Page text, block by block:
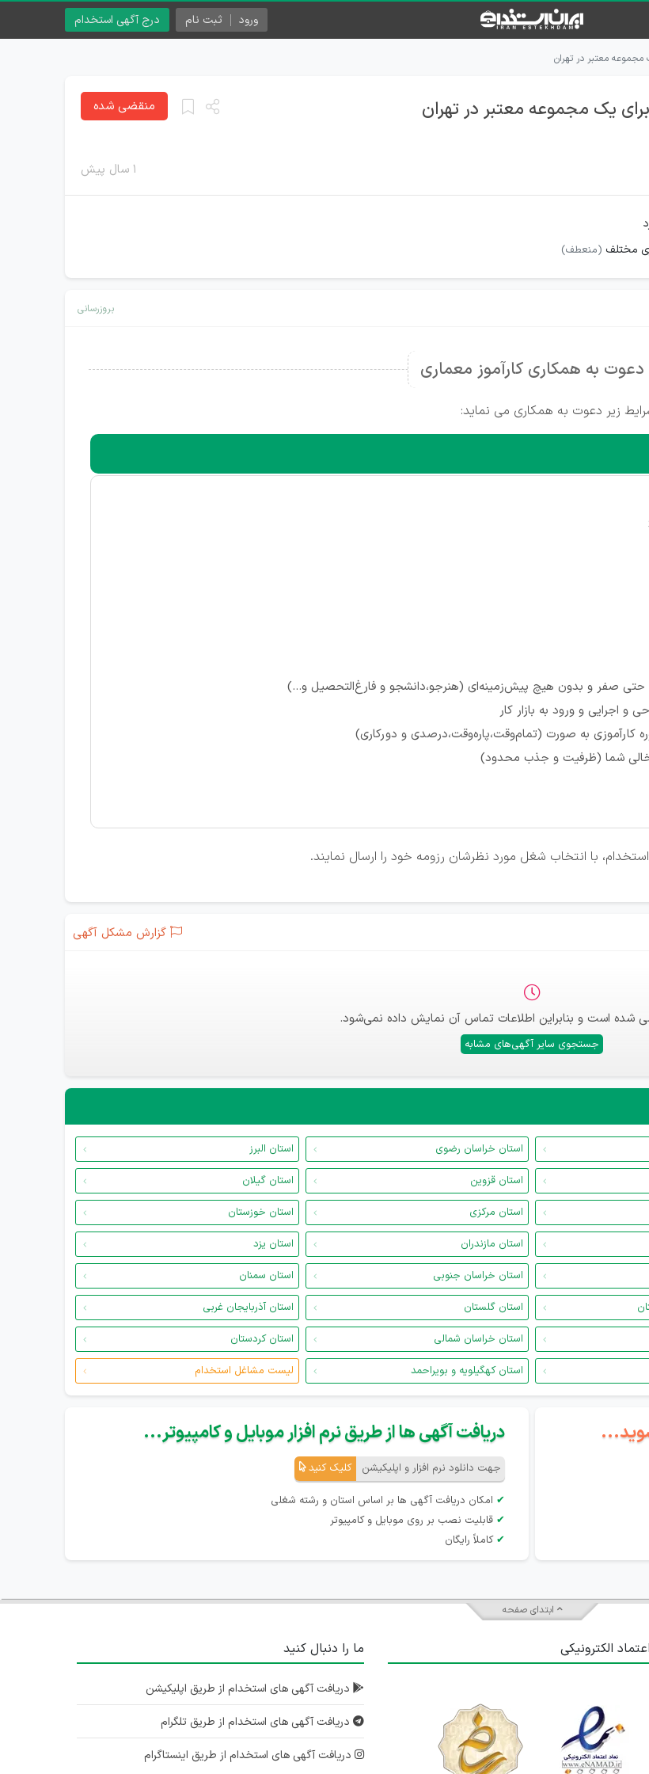
درج آگهی استخدام ورود ثبت نام
مجموعه معتبر در تهران
یک مجموعه معتبر در تهران
۱ سال پیش
منقضی شده
مختلف (منعطف)
بروزرسانی
دعوت به همکاری کارآموز معماری
زیر دعوت به همکاری می نماید:
حتی صفر و بدون هیچ پیش‌زمینه‌ای (هنرجو،دانشجو و فارغ‌التحصیل و...)
اجرایی و ورود به بازار کار
کارآموزی به صورت (تمام‌وقت،پاره‌وقت،درصدی و دورکاری)
شما (ظرفیت و جذب محدود)
با انتخاب شغل مورد نظرشان رزومه خود را ارسال نمایند.
گزارش مشکل آگهی
شده است و بنابراین اطلاعات تماس آن نمایش داده نمی‌شود.
جستجوی سایر آگهی‌های مشابه
استان خراسان رضوی
استان البرز
استان قزوین
استان گیلان
استان مرکزی
استان خوزستان
استان مازندران
استان یزد
استان خراسان جنوبی
استان سمنان
استان گلستان
استان آذربایجان غربی
استان خراسان شمالی
استان کردستان
استان کهگیلویه و بویراحمد لیست مشاغل استخدام
دریافت آگهی ها از طریق نرم افزار موبایل و کامپیوتر...
جهت دانلود نرم افزار و اپلیکیشن کلیک کنید
✔ امکان دریافت آگهی ها بر اساس استان و رشته شغلی
✔ قابلیت نصب بر روی موبایل و کامپیوتر
✔ کاملاً رایگان
ابتدای صفحه
الکترونیکی ما را دنبال کنید
دریافت آگهی های استخدام از طریق اپلیکیشن
دریافت آگهی های استخدام از طریق تلگرام
دریافت آگهی های استخدام از طریق اینستاگرام